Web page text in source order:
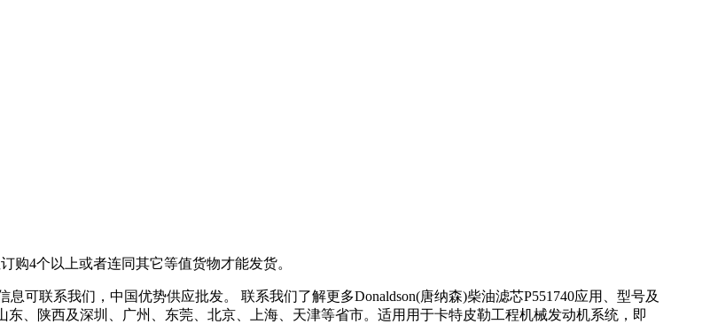
购4个以上或者连同其它等值货物才能发货。
息可联系我们，中国优势供应批发。 联系我们了解更多Donaldson(唐纳森)柴油滤芯P551740应用、型号及
、陕西及深圳、广州、东莞、北京、上海、天津等省市。适用用于卡特皮勒工程机械发动机系统，即